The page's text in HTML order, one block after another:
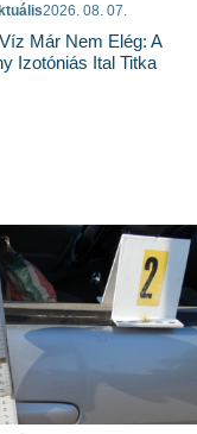
2026. 08. 07.
Már Nem Elég: A
Izotóniás Ital Titka